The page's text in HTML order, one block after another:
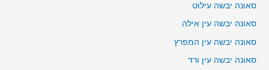
סאונה יבשה עילוט
סאונה יבשה עין אילה
סאונה יבשה עין המפרץ
סאונה יבשה עין ורד